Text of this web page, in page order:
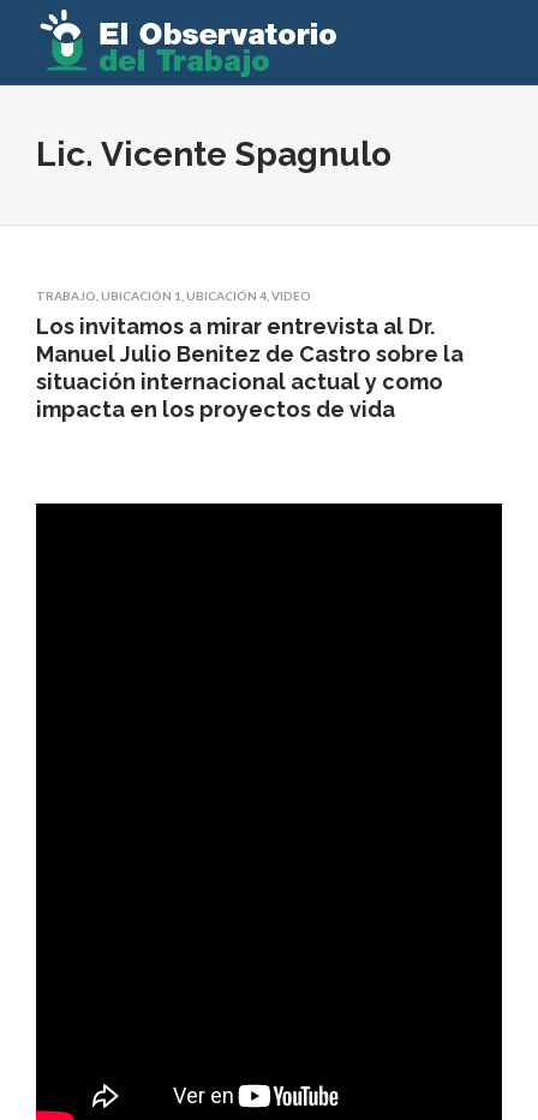
Lic. Vicente Spagnulo
TRABAJO UBICACIÓN 1 UBICACIÓN 4 VIDEO
Los invitamos a mirar entrevista al Dr.
Manuel Julio Benitez de Castro sobre la
situación internacional actual y como
impacta en los proyectos de vida